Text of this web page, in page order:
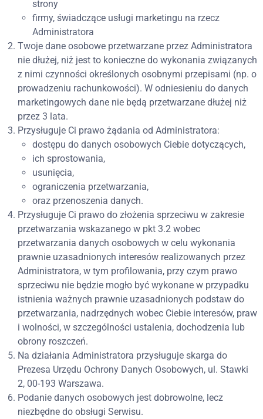
strony
firmy, świadczące usługi marketingu na rzecz
Administratora
Twoje dane osobowe przetwarzane przez Administratora
nie dłużej, niż jest to konieczne do wykonania związanych
z nimi czynności określonych osobnymi przepisami (np. o
prowadzeniu rachunkowości). W odniesieniu do danych
marketingowych dane nie będą przetwarzane dłużej niż
przez 3 lata.
Przysługuje Ci prawo żądania od Administratora:
dostępu do danych osobowych Ciebie dotyczących,
ich sprostowania,
usunięcia,
ograniczenia przetwarzania,
oraz przenoszenia danych.
Przysługuje Ci prawo do złożenia sprzeciwu w zakresie
przetwarzania wskazanego w pkt 3.2 wobec
przetwarzania danych osobowych w celu wykonania
prawnie uzasadnionych interesów realizowanych przez
Administratora, w tym profilowania, przy czym prawo
sprzeciwu nie będzie mogło być wykonane w przypadku
istnienia ważnych prawnie uzasadnionych podstaw do
przetwarzania, nadrzędnych wobec Ciebie interesów, praw
i wolności, w szczególności ustalenia, dochodzenia lub
obrony roszczeń.
Na działania Administratora przysługuje skarga do
Prezesa Urzędu Ochrony Danych Osobowych, ul. Stawki
2, 00-193 Warszawa.
Podanie danych osobowych jest dobrowolne, lecz
niezbędne do obsługi Serwisu.